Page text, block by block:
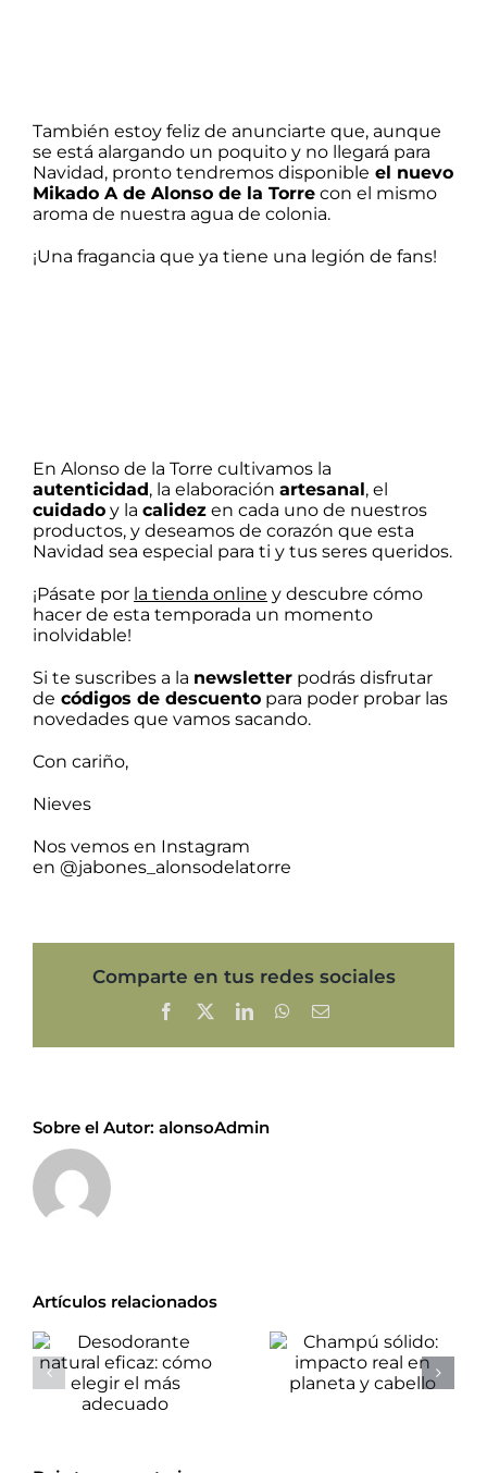
También estoy feliz de anunciarte que, aunque
se está alargando un poquito y no llegará para
Navidad, pronto tendremos disponible el nuevo
Mikado A de Alonso de la Torre con el mismo
aroma de nuestra agua de colonia.
¡Una fragancia que ya tiene una legión de fans!
En Alonso de la Torre cultivamos la
autenticidad, la elaboración artesanal, el
cuidado y la calidez en cada uno de nuestros
productos, y deseamos de corazón que esta
Navidad sea especial para ti y tus seres queridos.
¡Pásate por la tienda online y descubre cómo
hacer de esta temporada un momento
inolvidable!
Si te suscribes a la newsletter podrás disfrutar
de códigos de descuento para poder probar las
novedades que vamos sacando.
Con cariño,
Nieves
Nos vemos en Instagram
en @jabones_alonsodelatorre
Comparte en tus redes sociales
Facebook LinkedInWhatsApp
Correo
Sobre el Autor: alonsoAdmin
Artículos relacionados
Desodorante
natural eficaz:
cómo elegir el
más adecuado
sólido:
impacto real
en planeta y